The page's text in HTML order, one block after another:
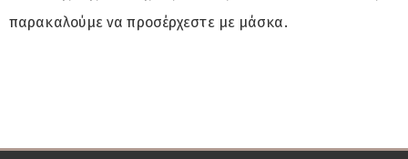
παρακαλούμε να προσέρχεστε με μάσκα.